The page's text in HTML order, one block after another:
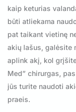
kaip keturias
būti atliekama
pat taikant vietinę
akių lašus, galėsite
aplink akį, kol
Med” chirurgas,
jūs turite naudoti
praeis.